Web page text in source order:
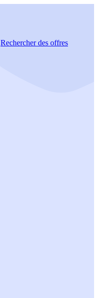
Rechercherdes offres